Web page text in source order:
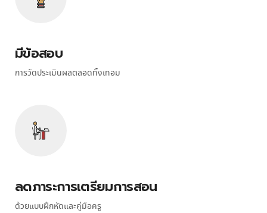
มีข้อสอบ
การวัดประเมินผลตลอดทั้งเทอม
ลดภาระการเตรียมการสอน
ด้วยแบบฝึกหัดและคู่มือครู